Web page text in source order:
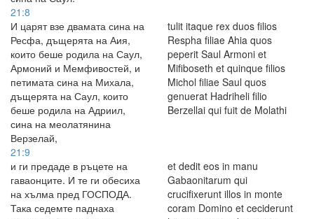
21:8
И царят взе двамата сина на
Ресфа, дъщерята на Аия,
които беше родила на Саул,
Армоний и Мемфивостей, и
петимата сина на Михала,
дъщерята на Саул, които
беше родила на Адриил,
сина на меолатянина
Верзелай,
tulit itaque rex duos filios
Respha filiae Ahia quos
peperit Saul Armoni et
Mifiboseth et quinque filios
Michol filiae Saul quos
genuerat Hadriheli filio
Berzellai qui fuit de Molathi
21:9
и ги предаде в ръцете на
гаваонците. И те ги обесиха
на хълма пред ГОСПОДА.
Така седемте паднаха
et dedit eos in manu
Gabaonitarum qui
crucifixerunt illos in monte
coram Domino et ceciderunt